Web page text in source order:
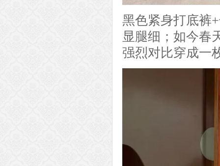
黑色紧身打底裤
显腿细；如今春
强烈对比穿成一